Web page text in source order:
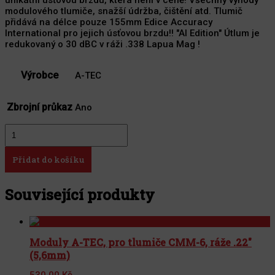
modulového tlumiče, snažší údržba, čištění atd. Tlumič
přidává na délce pouze 155mm Edice Accuracy
International pro jejich úsťovou brzdu!! "AI Edition" Útlum je
redukovaný o 30 dBC v ráži .338 Lapua Mag !
Výrobce A-TEC
Zbrojní průkaz Ano
A-
Marksman
AI,
modulový,
ráže
6,5mm,
úsťovou
brzdu
Accuracy
Přidat do košíku
Související produkty
Moduly A-TEC, pro tlumiče CMM-6, ráže .22"
(5,6mm)